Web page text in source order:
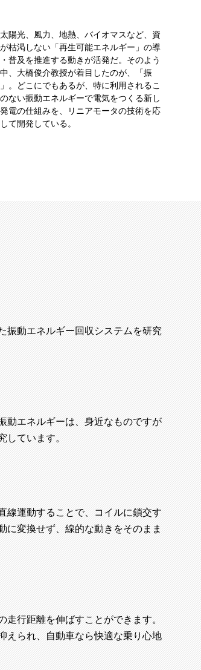
太陽光、風力、地熱、バイオマスなど、資
枯渇しない「再生可能エネルギー」の導
・普及を推進する動きが活発だ。そのよう
、大橋俊介教授が着目したのが、「振
。どこにでもあるが、特に利用されるこ
ない振動エネルギーで電気をつくる新し
電の仕組みを、リニアモータの技術を応
て開発している。
振動エネルギー回収システムを研究
動エネルギーは、身近なものですが
しています。
線運動することで、コイルに鎖交す
に変換せず、線的な動きをそのまま
走行距離を伸ばすことができます。
えられ、自動車なら快適な乗り心地